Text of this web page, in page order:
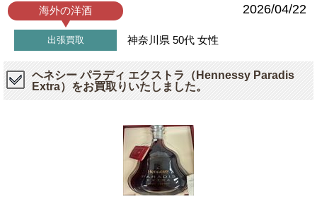
海外の洋酒 2026/04/22
出張買取 神奈川県 50代 女性
ヘネシー パラディ エクストラ（Hennessy Paradis
Extra）をお買取りいたしました。